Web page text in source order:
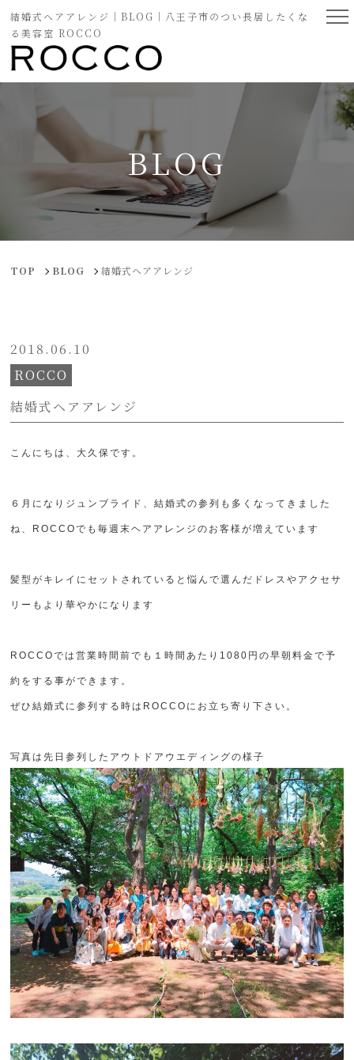
結婚式ヘアアレンジ｜BLOG｜八王子市のつい長居したくな
る美容室 ROCCO
BLOG
TOP BLOG 結婚式ヘアアレンジ
2018.06.10
ROCCO
結婚式ヘアアレンジ
こんにちは、大久保です。
６月になりジュンブライド、結婚式の参列も多くなってきました
ね、ROCCOでも毎週末ヘアアレンジのお客様が増えています
髪型がキレイにセットされていると悩んで選んだドレスやアクセサ
リーもより華やかになります
ROCCOでは営業時間前でも１時間あたり1080円の早朝料金で予
約をする事ができます。
ぜひ結婚式に参列する時はROCCOにお立ち寄り下さい。
写真は先日参列したアウトドアウエディングの様子